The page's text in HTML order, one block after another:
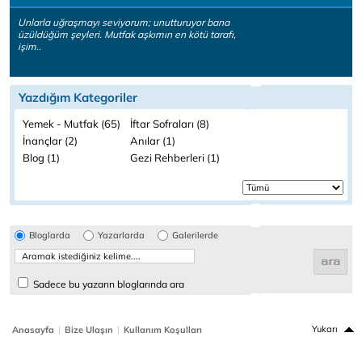
Unlarla uğraşmayı seviyorum; unutturuyor bana
üzüldüğüm şeyleri. Mutfak aşkımın en kötü tarafı,
işim..
Yazdığım Kategoriler
Yemek - Mutfak (65)
İftar Sofraları (8)
İnançlar (2)
Anılar (1)
Blog (1)
Gezi Rehberleri (1)
Bloglarda Yazarlarda Galerilerde
Sadece bu yazarın bloglarında ara
Anasayfa | Bize Ulaşın | Kullanım Koşulları Yukarı